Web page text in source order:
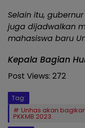
Selain itu,
juga dijadwalkan
mahasiswa baru
Kepala Bagian
Post Views: 272
Tag:
Unhas akan
PKKMB 2023.